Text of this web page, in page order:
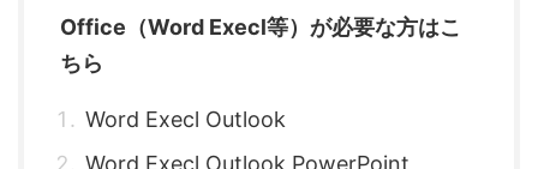
Office（Word Execl等）が必要な方はこ
ちら
Word Execl Outlook
Word Execl Outlook PowerPoint